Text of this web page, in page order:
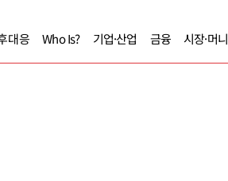
대응 Who Is? 기업·산업 금융 시장·머니